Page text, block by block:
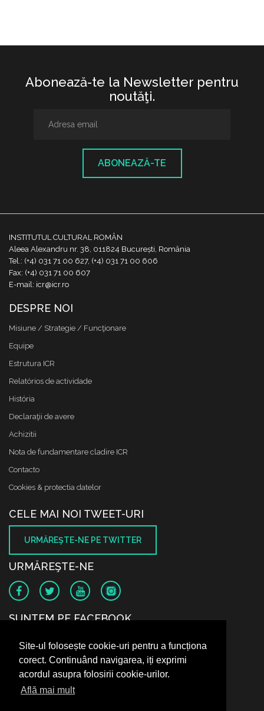
Site-ul folosește cookie-uri pentru a funcționa
corect. Continuând navigarea, iți exprimi
acordul asupra folosirii cookie-urilor.
Află mai mult
Abonează-te la Newsletter pentru
noutăţi.
ABONEAZĂ-TE
INSTITUTUL CULTURAL ROMÂN
Aleea Alexandru nr. 38, 011824 București, România
Tel.: (+4) 031 71 00 627, (+4) 031 71 00 606
Fax: (+4) 031 71 00 607
E-mail: icr@icr.ro
DESPRE NOI
Misiune / Strategie / Funcţionare
Equipe
Estrutura ICR
Relatórios de actividade
História
Declaraţii de avere
Achizitii
Nota de fundamentare cladire ICR
Contacto
Cookies & protectia datelor
CELE MAI NOI TWEET-URI
URMĂREŞTE-NE PE TWITTER
URMĂREŞTE-NE
SUNTEM PE FACEBOOK